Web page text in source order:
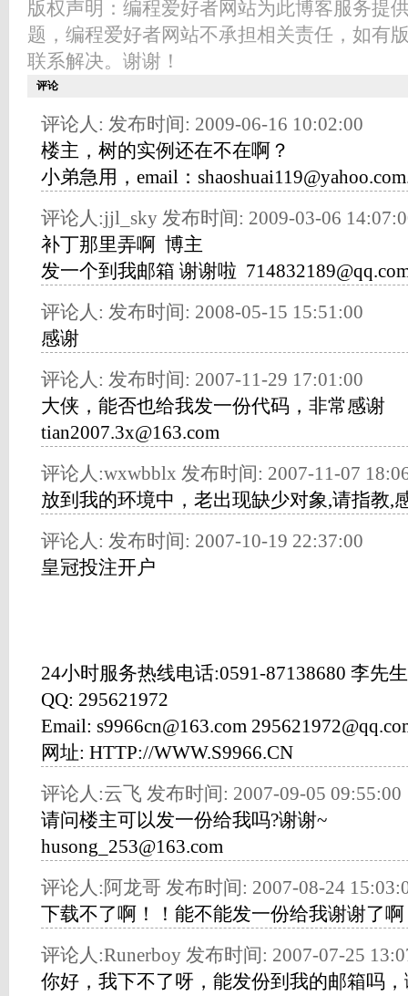
版权声明：编程爱好者网站为此博客服务提
题，编程爱好者网站不承担相关责任，如有
联系解决。谢谢！
评论
评论人: 发布时间: 2009-06-16 10:02:00
楼主，树的实例还在不在啊？
小弟急用，email：
评论人:jjl_sky 发布时间: 2009-03-06
补丁那里弄啊 博主
发一个到我邮箱 谢谢啦
评论人: 发布时间: 2008-05-15 15:51:00
感谢
评论人: 发布时间: 2007-11-29 17:01:00
大侠，能否也给我发一份代码，非常感谢
tian2007.3x@163.com
评论人:wxwbblx 发布时间: 2007-11-07
放到我的环境中，老出现缺少对象,请指教,
评论人: 发布时间: 2007-10-19 22:37:00
皇冠投注开户
24小时服务热线电话:0591-87138680 李先生
QQ: 295621972
Email: s9966cn@163.com
网址: HTTP://WWW.S9966.CN
评论人:云飞 发布时间: 2007-09-05 09:55:00
请问楼主可以发一份给我吗?谢谢~
husong_253@163.com
评论人:阿龙哥 发布时间: 2007-08-24
下载不了啊！！能不能发一份给我谢谢了
评论人:Runerboy 发布时间: 2007-07-25
你好，我下不了呀，能发份到我的邮箱吗